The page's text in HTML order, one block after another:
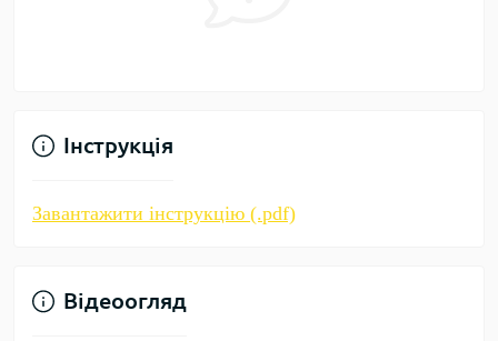
Інструкція
Завантажити інструкцію (.pdf)
Відеоогляд